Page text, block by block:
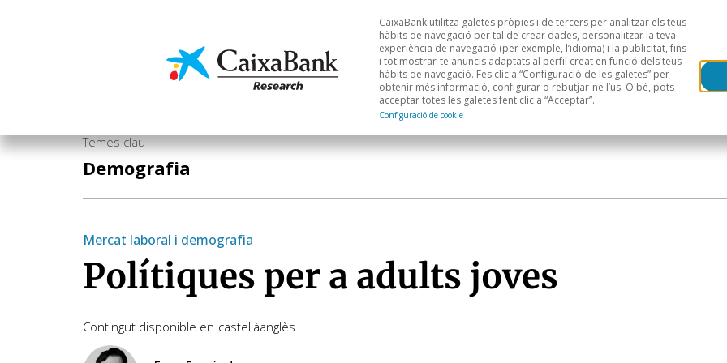
Economia i mercats Anàlisi sectorial Àrees geogràfiques
CaixaBank utilitza galetes pròpies i de tercers per analitzar els teus
hàbits de navegació per tal de crear dades, personalitzar la teva
experiència de navegació (per exemple, l’idioma) i la publicitat, fins
i tot mostrar-te anuncis adaptats al perfil creat en funció dels teus
hàbits de navegació. Fes clic a “Configuració de les galetes” per
obtenir més informació, configurar o rebutjar-ne l’ús. O bé, pots
acceptar totes les galetes fent clic a “Acceptar”.
Configuració de cookie
Temes clau
Demografia
Mercat laboral i demografia
Polítiques per a adults joves
Contingut disponible en castellàanglès